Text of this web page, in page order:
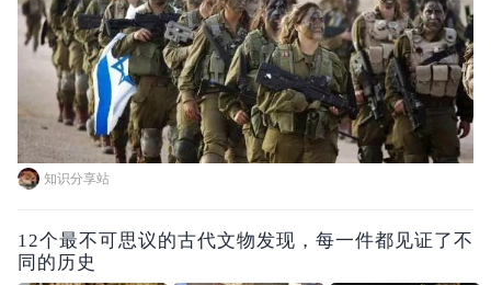
知识分享站
12个最不可思议的古代文物发现，每一件都见证了不
同的历史